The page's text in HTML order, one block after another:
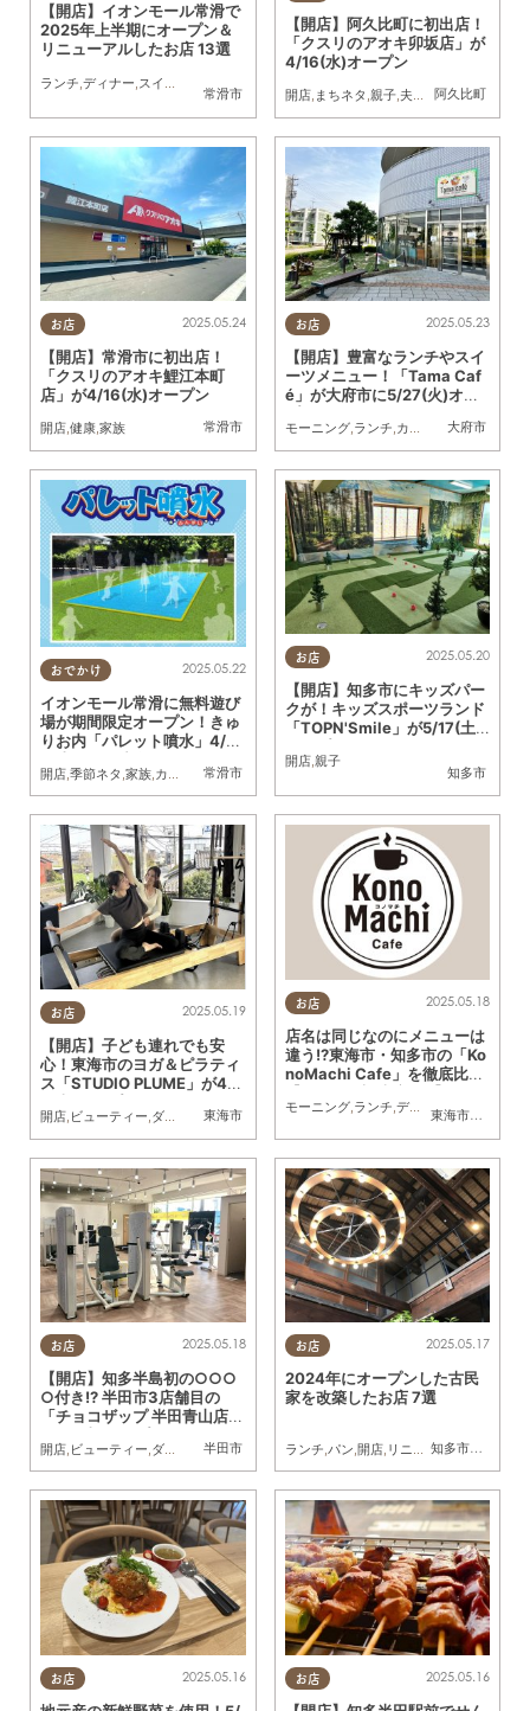
常滑市
【開店】イオンモール常滑で
2025年上半期にオープン＆
リニューアルしたお店 13選
ランチ ディナー スイーツ
阿久比町
【開店】阿久比町に初出店！
「クスリのアオキ卯坂店」が
4/16(水)オープン
開店, まちネタ ,親子,夫婦 家族
お店
常滑市
2025.05.24
【開店】常滑市に初出店！
「クスリのアオキ鯉江本町
店」が4/16(水)オープン
開店,健康,家族
お店
大府市
2025.05.23
【開店】豊富なランチやスイ
ーツメニュー！「Tama Caf
é」が大府市に5/27(火)オー
モーニング,ランチ,カフェ 開店,家族
おでかけ
常滑市
2025.05.22
イオンモール常滑に無料遊び
場が期間限定オープン！きゅ
りお内「パレット噴水」4/2
開店,季節ネタ ,家族,カップル
お店
知多市
2025.05.20
【開店】知多市にキッズパー
クが！キッズスポーツランド
「TOPN'Smile」が5/17(土)
開店,親子
お店
東海市
2025.05.19
【開店】子ども連れでも安
心！東海市のヨガ＆ピラティ
ス「STUDIO PLUME」が4/2
開店, ビューティー,ダイエット ,健康 おひとりさま
お店
東海市知多市
2025.05.18
店名は同じなのにメニューは
違う!?東海市・知多市の「Ko
noMachi Cafe」を徹底比較
【ちたまる調査隊#51】
モーニング,ランチ,ディナー ,カフェ
お店
半田市
2025.05.18
【開店】知多半島初の○○○
○付き!? 半田市3店舗目の
「チョコザップ 半田青山店」
開店, ビューティー,ダイエット ,専門店 おひとりさま
お店
知多市半田市
2025.05.17
2024年にオープンした古民
家を改築したお店 7選
ランチ,パン,開店, リニューアル ,まとめ記
お店 2025.05.16 お店 2025.05.16